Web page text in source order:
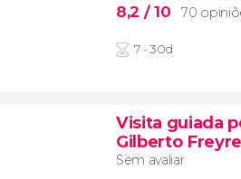
8,2 / 10 70
7 - 30d
Visita guiada
Gilberto Freyre
Sem avaliar